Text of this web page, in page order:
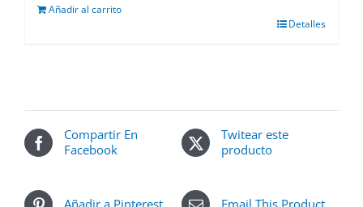
Añadir al carrito
Detalles
Compartir En
Facebook
Twitear este
producto